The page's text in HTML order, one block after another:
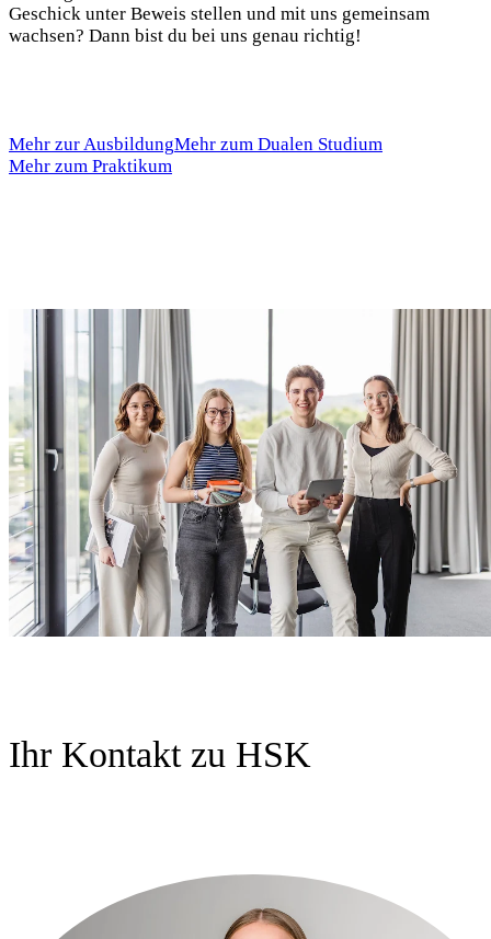
Geschick unter Beweis stellen und mit uns gemeinsam
wachsen? Dann bist du bei uns genau richtig!
Mehr zur AusbildungMehr zum Dualen Studium
Mehr zum Praktikum
Ihr Kontakt zu HSK